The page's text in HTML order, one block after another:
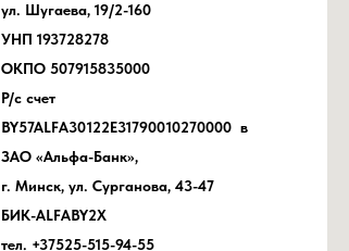
ул. Шугаева, 19/2-160
УНП 193728278
ОКПО 507915835000
Р/с счет
BY57ALFA30122E31790010270000 в
ЗАО «Альфа-Банк»,
г. Минск, ул. Сурганова, 43-47
БИК-ALFABY2X
тел. +37525-515-94-55